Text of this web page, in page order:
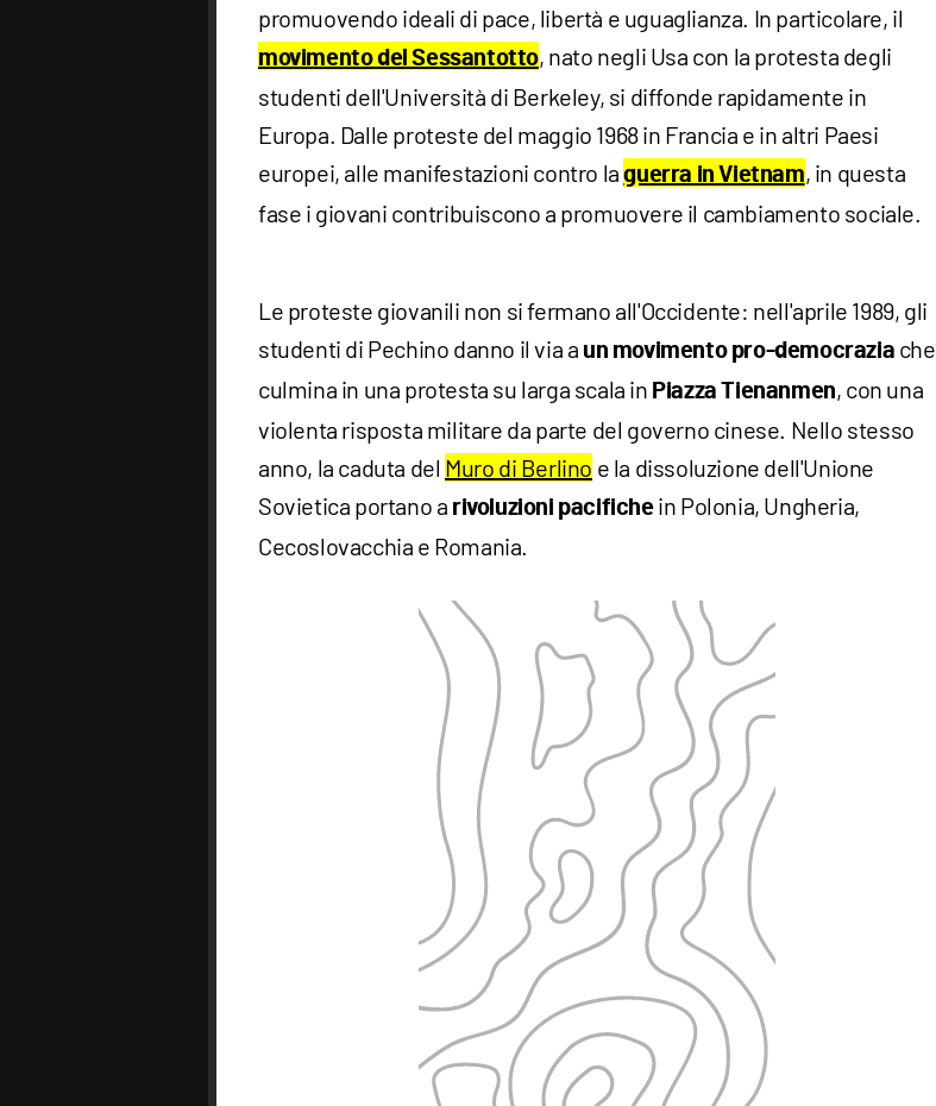
promuovendo ideali di pace, libertà e uguaglianza. In particolare, il
movimento del Sessantotto, nato negli Usa con la protesta degli
studenti dell'Università di Berkeley, si diffonde rapidamente in
Europa. Dalle proteste del maggio 1968 in Francia e in altri Paesi
europei, alle manifestazioni contro laguerra in Vietnam, in questa
fase i giovani contribuiscono a promuovere il cambiamento sociale.
Le proteste giovanili non si fermano all'Occidente: nell'aprile 1989, gli
studenti di Pechino danno il via a un movimento pro-democrazia che
culmina in una protesta su larga scala in Piazza Tienanmen, con una
violenta risposta militare da parte del governo cinese. Nello stesso
anno, la caduta del Muro di Berlino e la dissoluzione dell'Unione
Sovietica portano a rivoluzioni pacifichein Polonia, Ungheria,
Cecoslovacchia e Romania.